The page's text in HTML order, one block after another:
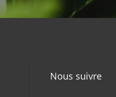
Nous suivre